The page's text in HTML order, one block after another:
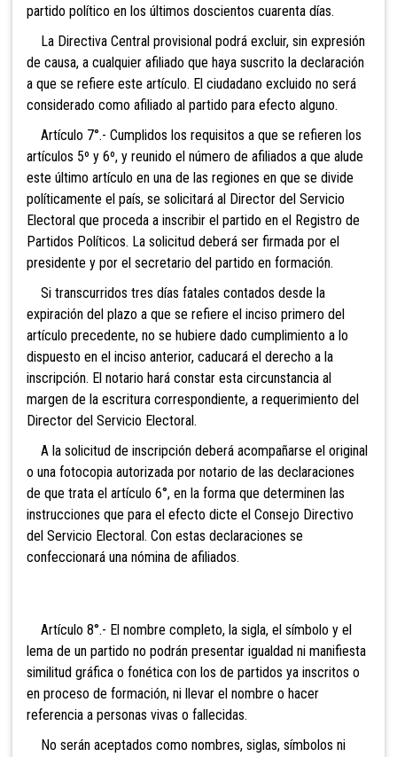
partido político en los últimos doscientos cuarenta días.
La Directiva Central provisional podrá excluir, sin expresión
de causa, a cualquier afiliado que haya suscrito la declaración
a que se refiere este artículo. El ciudadano excluido no será
considerado como afiliado al partido para efecto alguno.
Artículo 7°.- Cumplidos los requisitos a que se refieren los
artículos 5º y 6º, y reunido el número de afiliados a que alude
este último artículo en una de las regiones en que se divide
políticamente el país, se solicitará al Director del Servicio
Electoral que proceda a inscribir el partido en el Registro de
Partidos Políticos. La solicitud deberá ser firmada por el
presidente y por el secretario del partido en formación.
Si transcurridos tres días fatales contados desde la
expiración del plazo a que se refiere el inciso primero del
artículo precedente, no se hubiere dado cumplimiento a lo
dispuesto en el inciso anterior, caducará el derecho a la
inscripción. El notario hará constar esta circunstancia al
margen de la escritura correspondiente, a requerimiento del
Director del Servicio Electoral.
A la solicitud de inscripción deberá acompañarse el original
o una fotocopia autorizada por notario de las declaraciones
de que trata el artículo 6°, en la forma que determinen las
instrucciones que para el efecto dicte el Consejo Directivo
del Servicio Electoral. Con estas declaraciones se
confeccionará una nómina de afiliados.
Artículo 8°.- El nombre completo, la sigla, el símbolo y el
lema de un partido no podrán presentar igualdad ni manifiesta
similitud gráfica o fonética con los de partidos ya inscritos o
en proceso de formación, ni llevar el nombre o hacer
referencia a personas vivas o fallecidas.
No serán aceptados como nombres, siglas, símbolos ni